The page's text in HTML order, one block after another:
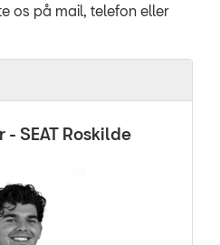
OM OS
os på mail, telefon eller
- SEAT Roskilde